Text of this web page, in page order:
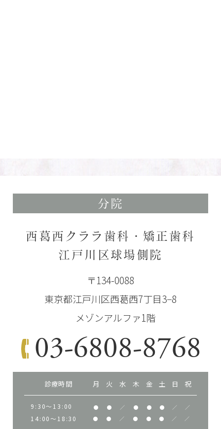
分院
西葛西クララ歯科・矯正歯科
江戸川区球場側院
〒134-0088
東京都江戸川区西葛西7丁目3−8
メゾンアルファ1階
03-6808-8768
診療時間 月 火 水 木 金 土 日 祝
9:30～13:00 ● ● ／ ● ● ● ／ ／
14:00～18:30 ● ● ／ ● ● ● ／ ／